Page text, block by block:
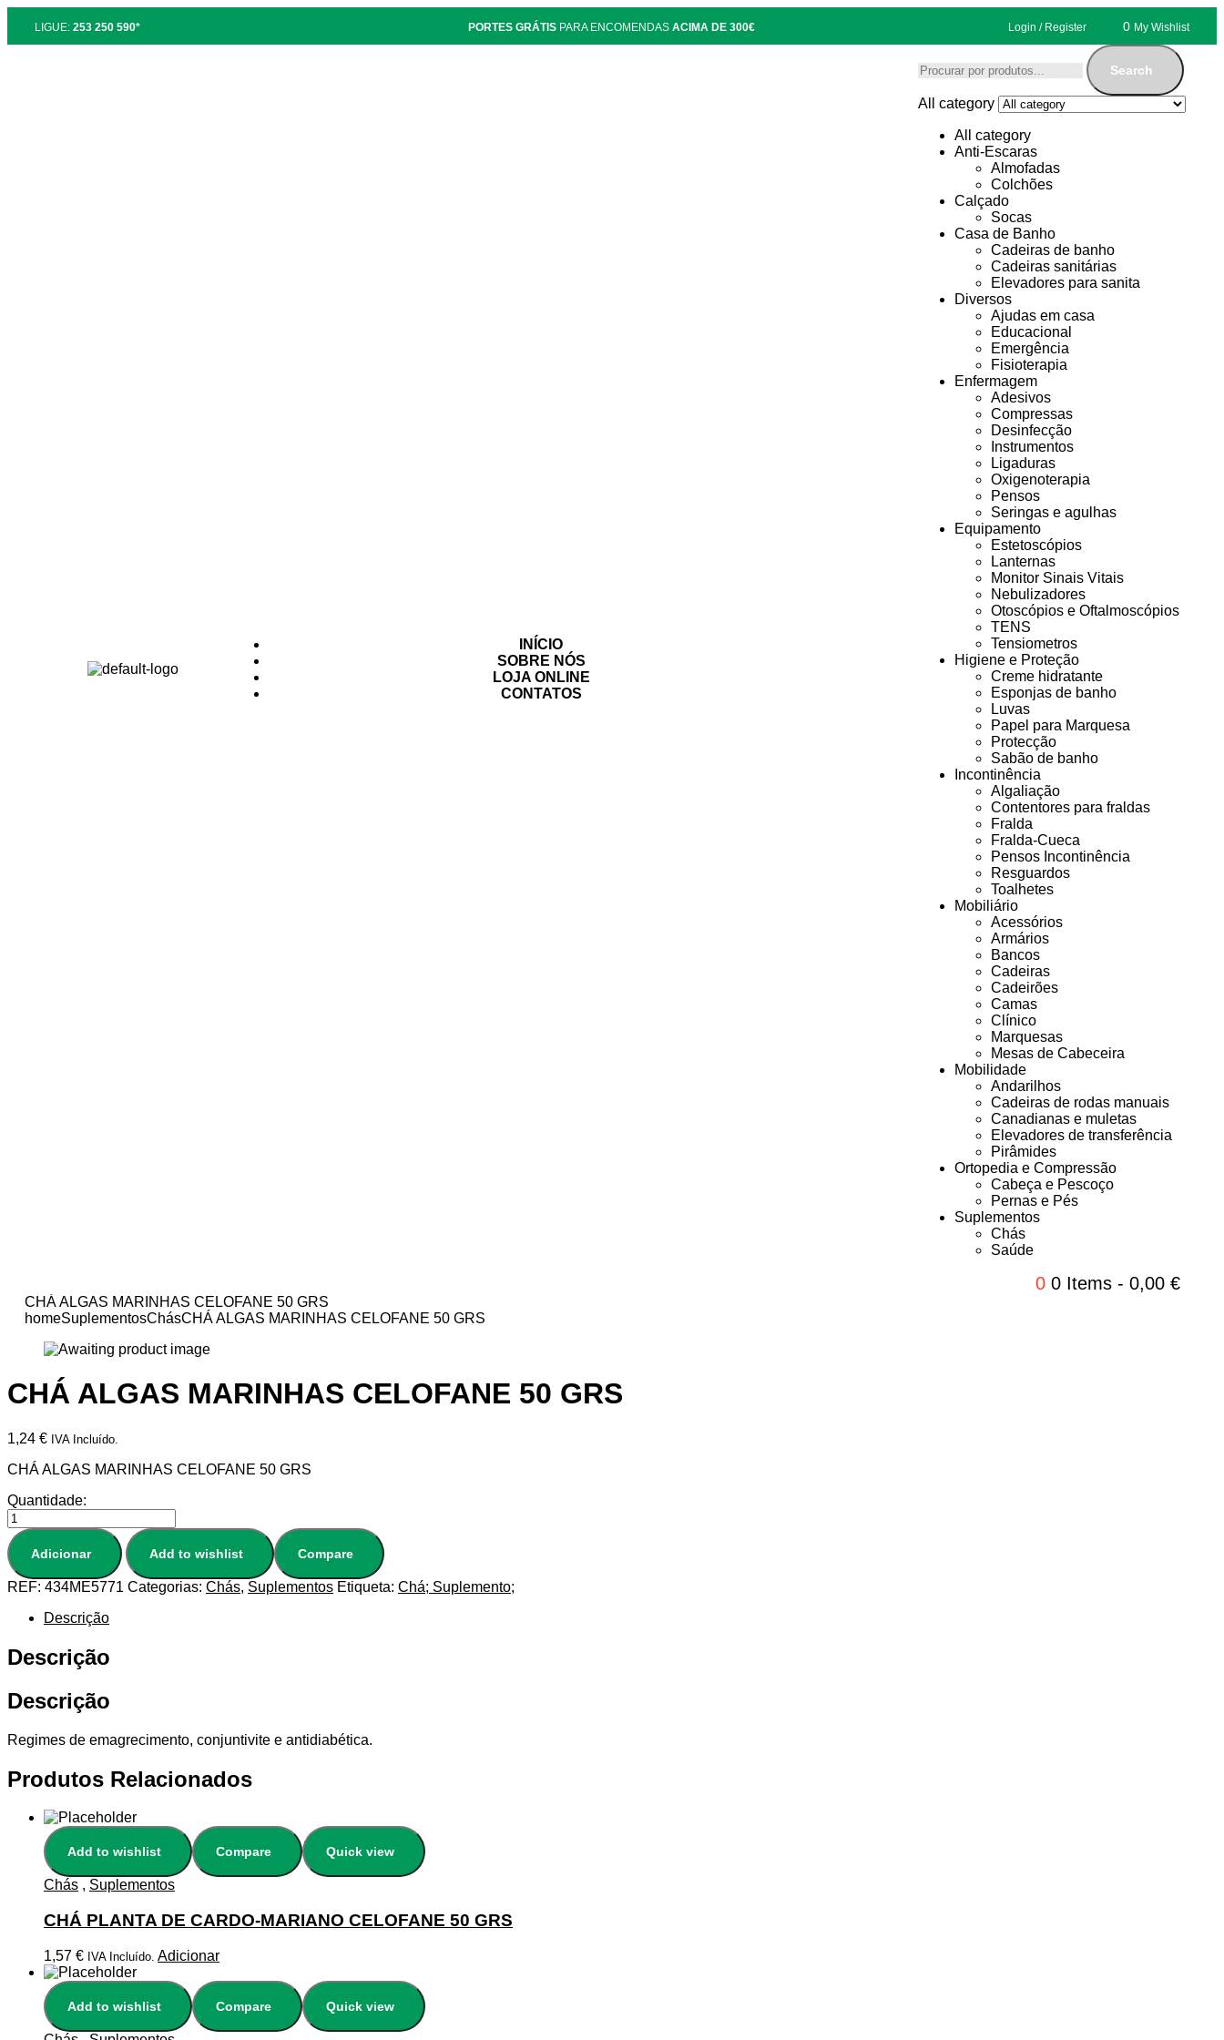
LIGUE: 253 250 590* PORTES GRÁTIS PARA ENCOMENDASACIMA DE 300€ Login / Register 0 My Wishlist
INÍCIO
SOBRE NÓS
LOJA ONLINE
CONTATOS
Search
All category
All category
Anti-Escaras
Almofadas
Colchões
Calçado
Socas
Casa de Banho
Cadeiras de banho
Cadeiras sanitárias
Elevadores para sanita
Diversos
Ajudas em casa
Educacional
Emergência
Fisioterapia
Enfermagem
Adesivos
Compressas
Desinfecção
Instrumentos
Ligaduras
Oxigenoterapia
Pensos
Seringas e agulhas
Equipamento
Estetoscópios
Lanternas
Monitor Sinais Vitais
Nebulizadores
Otoscópios e Oftalmoscópios
TENS
Tensiometros
Higiene e Proteção
Creme hidratante
Esponjas de banho
Luvas
Papel para Marquesa
Protecção
Sabão de banho
Incontinência
Algaliação
Contentores para fraldas
Fralda
Fralda-Cueca
Pensos Incontinência
Resguardos
Toalhetes
Mobiliário
Acessórios
Armários
Bancos
Cadeiras
Cadeirões
Camas
Clínico
Marquesas
Mesas de Cabeceira
Mobilidade
Andarilhos
Cadeiras de rodas manuais
Canadianas e muletas
Elevadores de transferência
Pirâmides
Ortopedia e Compressão
Cabeça e Pescoço
Pernas e Pés
Suplementos
Chás
Saúde
0 0 Items- 0,00 €
CHÁ ALGAS MARINHAS CELOFANE 50 GRS
homeSuplementosChásCHÁ ALGAS MARINHAS CELOFANE 50 GRS
CHÁ ALGAS MARINHAS CELOFANE 50 GRS
1,24 € IVA Incluído.
CHÁ ALGAS MARINHAS CELOFANE 50 GRS
Quantidade:
Adicionar Add to wishlist Compare
REF: 434ME5771 Categorias: Chás, Suplementos Etiqueta: Chá; Suplemento;
Descrição
Descrição
Descrição
Regimes de emagrecimento, conjuntivite e antidiabética.
Produtos Relacionados
Add to wishlist Compare Quick view
Chás , Suplementos
CHÁ PLANTA DE CARDO-MARIANO CELOFANE 50 GRS
1,57 € IVA Incluído. Adicionar
Add to wishlist Compare Quick view